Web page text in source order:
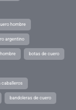
hombre
argentino
botas de cuero
caballeros
bandoleras de cuero